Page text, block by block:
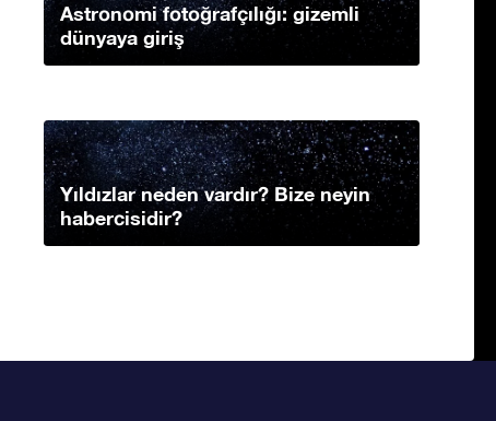
Astronomi fotoğrafçılığı: gizemli
dünyaya giriş
Yıldızlar neden vardır? Bize neyin
habercisidir?